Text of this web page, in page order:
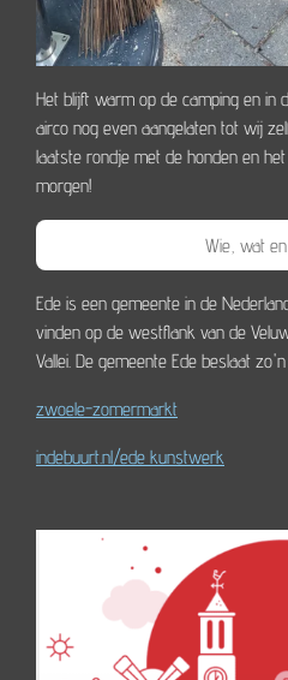
Het blijft warm op de camping en in
airco nog even aangelaten tot wij
laatste rondje met de honden en
morgen!
Wie, wat
Ede is een gemeente in de
vinden op de westflank van de
Vallei. De gemeente Ede beslaat
zwoele-zomermarkt
indebuurt.nl/ede kunstwerk